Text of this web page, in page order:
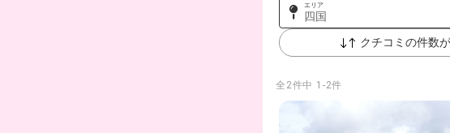
エリア
四国
クチコミの件数
全 2件中 1-2件